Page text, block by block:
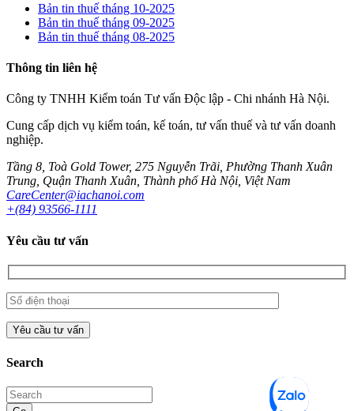
Bản tin thuế tháng 10-2025
Bản tin thuế tháng 09-2025
Bản tin thuế tháng 08-2025
Thông tin liên hệ
Công ty TNHH Kiểm toán Tư vấn Độc lập - Chi nhánh Hà Nội.
Cung cấp dịch vụ kiểm toán, kế toán, tư vấn thuế và tư vấn doanh
nghiệp.
Tầng 8, Toà Gold Tower, 275 Nguyễn Trãi, Phường Thanh Xuân
Trung, Quận Thanh Xuân, Thành phố Hà Nội, Việt Nam
CareCenter@iachanoi.com
+(84) 93566-1111
Yêu cầu tư vấn
Search